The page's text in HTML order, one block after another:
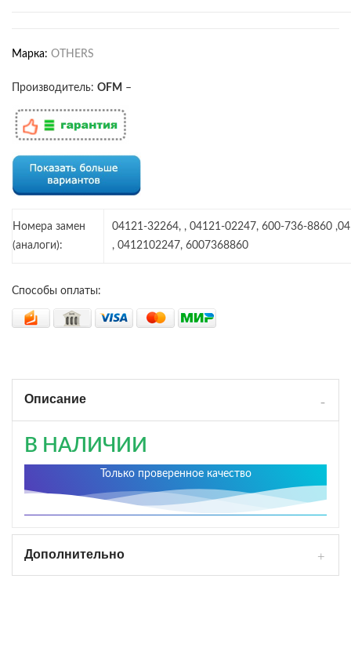
Марка: OTHERS
Производитель: OFM –
Номера замен
(аналоги):
04121-32264, , 04121-02247, 600-736-8860
, 0412102247, 6007368860
Способы оплаты:
Описание
В НАЛИЧИИ
Только проверенное качество
Дополнительно